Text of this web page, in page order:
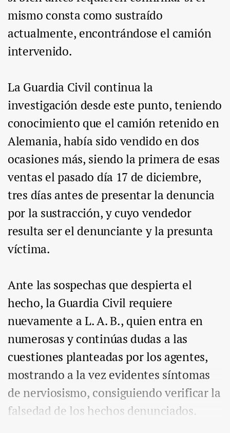
mismo consta como sustraído
actualmente, encontrándose el camión
intervenido.
La Guardia Civil continua la
investigación desde este punto, teniendo
conocimiento que el camión retenido en
Alemania, había sido vendido en dos
ocasiones más, siendo la primera de esas
ventas el pasado día 17 de diciembre,
tres días antes de presentar la denuncia
por la sustracción, y cuyo vendedor
resulta ser el denunciante y la presunta
víctima.
Ante las sospechas que despierta el
hecho, la Guardia Civil requiere
nuevamente a L. A. B., quien entra en
numerosas y continúas dudas a las
cuestiones planteadas por los agentes,
mostrando a la vez evidentes síntomas
de nerviosismo, consiguiendo verificar la
falsedad de los hechos denunciados.